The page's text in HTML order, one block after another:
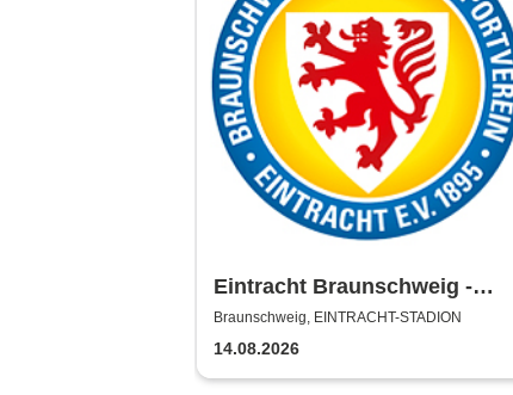
Eintracht Braunschweig -
Saison 2026/27
Braunschweig, EINTRACHT-STADION
14.08.2026